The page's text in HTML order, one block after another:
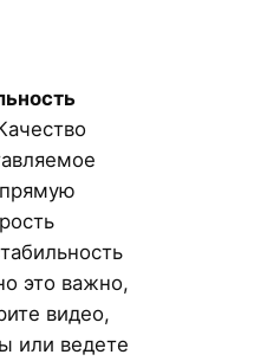
это важно,
видео,
или ведете